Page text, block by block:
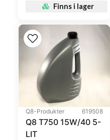
Finns i lager
Q8-Produkter 619508
Q8 T750 15W/40 5-
LIT